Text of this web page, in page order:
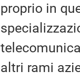
proprio in
altri rami